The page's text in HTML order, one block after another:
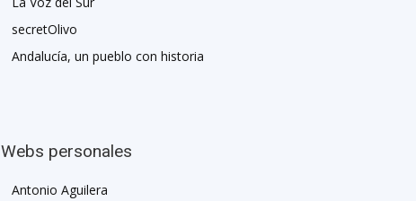
secretOlivo
Andalucía, un pueblo con historia
Webs personales
Antonio Aguilera